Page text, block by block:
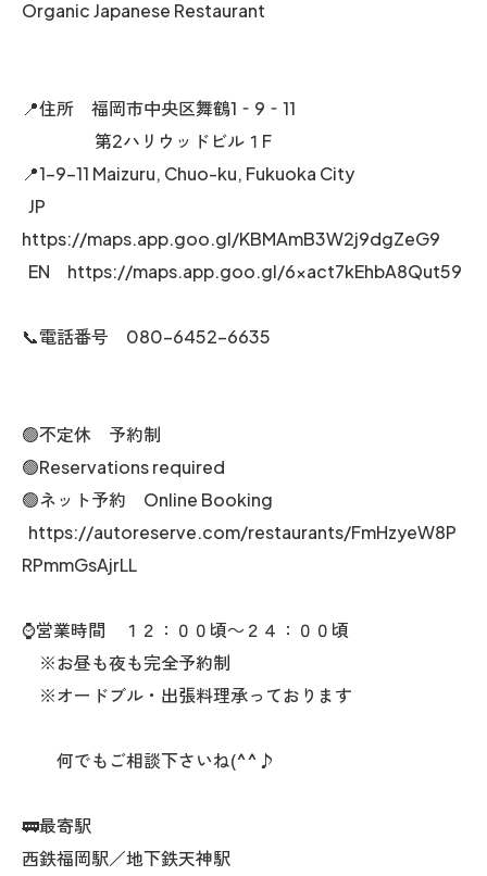
Organic Japanese Restaurant
📍住所 福岡市中央区舞鶴1‐9‐11
第2ハリウッドビル１F
📍1-9-11 Maizuru, Chuo-ku, Fukuoka City
JP
https://maps.app.goo.gl/KBMAmB3W2j9dgZeG9
EN https://maps.app.goo.gl/6xact7kEhbA8Qut59
📞電話番号 080-6452-6635
🟢不定休 予約制
🟢Reservations required
🟢ネット予約 Online Booking
https://autoreserve.com/restaurants/FmHzyeW8P
RPmmGsAjrLL
⌚営業時間 １２：００頃～２４：００頃
※お昼も夜も完全予約制
※オードブル・出張料理承っております
何でもご相談下さいね(^^♪
🚃最寄駅
西鉄福岡駅／地下鉄天神駅